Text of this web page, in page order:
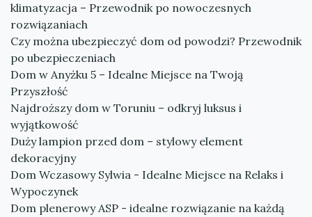
klimatyzacja – Przewodnik po nowoczesnych
rozwiązaniach
Czy można ubezpieczyć dom od powodzi? Przewodnik
po ubezpieczeniach
Dom w Anyżku 5 – Idealne Miejsce na Twoją
Przyszłość
Najdroższy dom w Toruniu – odkryj luksus i
wyjątkowość
Duży lampion przed dom – stylowy element
dekoracyjny
Dom Wczasowy Sylwia - Idealne Miejsce na Relaks i
Wypoczynek
Dom plenerowy ASP - idealne rozwiązanie na każdą